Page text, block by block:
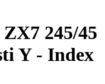
245/45
Y - Index